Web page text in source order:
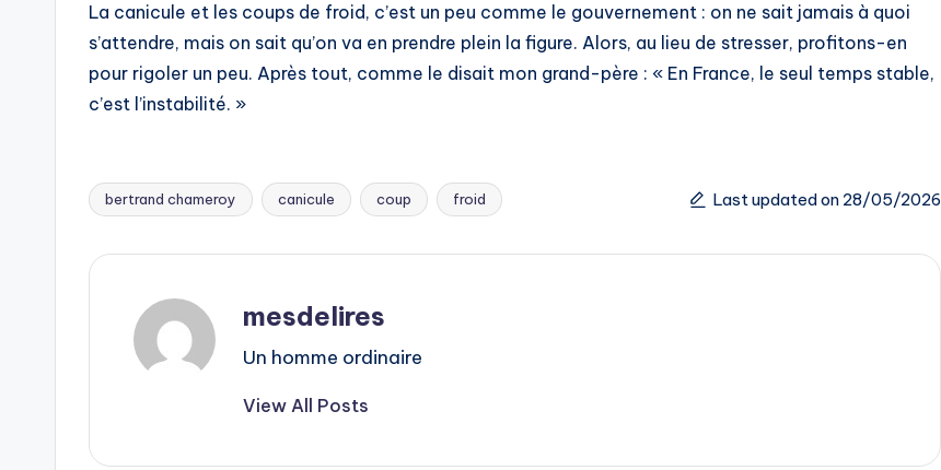
La canicule et les coups de froid, c’est un peu comme le gouvernement : on ne sait jamais à quoi
s’attendre, mais on sait qu’on va en prendre plein la figure. Alors, au lieu de stresser, profitons-en
pour rigoler un peu. Après tout, comme le disait mon grand-père : « En France, le seul temps stable,
c’est l’instabilité. »
Tags:
bertrand chameroy canicule coup froid Last updated on 28/05/2026
mesdelires
Un homme ordinaire
View All Posts